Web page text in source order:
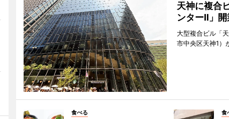
天神に複合
ンターII」開
大型複合ビル「
市中央区天神1）
食べる 食